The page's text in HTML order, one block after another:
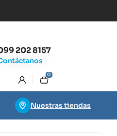
202 8157
0
Nuestras tiendas